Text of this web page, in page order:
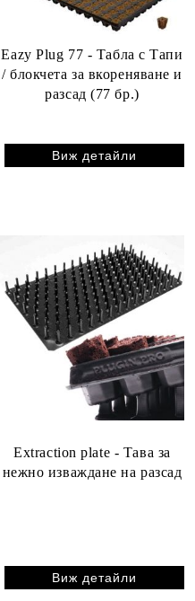
Eazy Plug 77 - Табла с Тапи
/ блокчета за вкореняване и
разсад (77 бр.)
Виж детайли
Extraction plate - Тава за
нежно изваждане на разсад
Виж детайли